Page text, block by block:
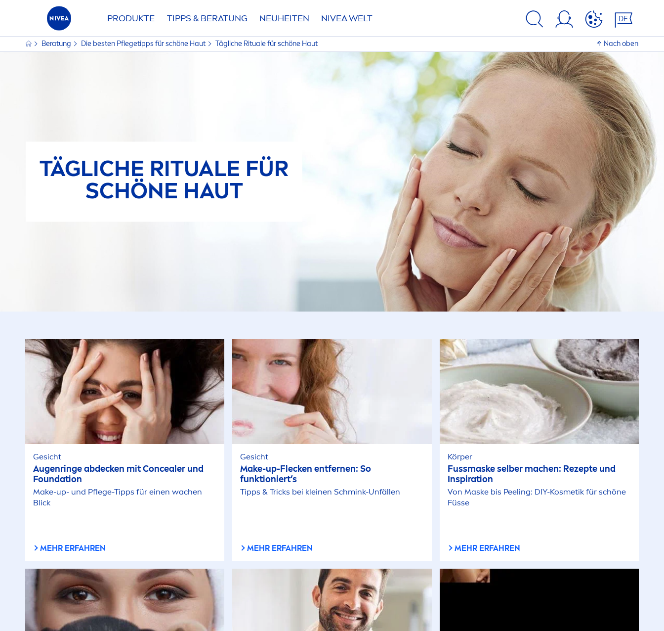
PRODUKTE TIPPS & BERATUNG NEUHEITEN NIVEAWELT DE
Beratung Die besten Pflegetipps für schöne Haut Tägliche Rituale für schöne Haut Nach oben
TÄGLICHE RITUALE FÜR
SCHÖNE HAUT
Gesicht
Augenringe abdecken mit Concealer und
Foundation
Make-up- und Pflege-Tipps für einen wachen
Blick
MEHR ERFAHREN
Gesicht
Make-up-Flecken entfernen: So
funktioniert‘s
Tipps & Tricks bei kleinen Schmink-Unfällen
MEHR ERFAHREN
Körper
Fussmaske selber machen: Rezepte und
Inspiration
Von Maske bis Peeling: DIY-Kosmetik für schöne
Füsse
MEHR ERFAHREN